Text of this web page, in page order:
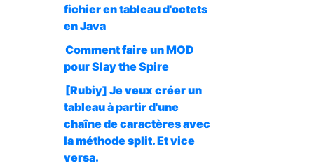
fichier en tableau d'octets
en Java
Comment faire un MOD
pour Slay the Spire
[Rubiy] Je veux créer un
tableau à partir d'une
chaîne de caractères avec
la méthode split. Et vice
versa.